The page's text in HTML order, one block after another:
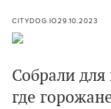
CITYDOG.IO29.10.2023
Собрали
где